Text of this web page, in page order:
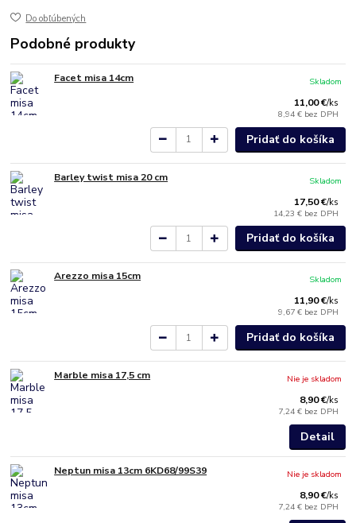
Do obľúbených
Podobné produkty
Facet misa 14cm
11,00 €/ks
8,94 € bez DPH
Skladom
Pridať do košíka
Barley twist misa 20 cm
17,50 €/ks
14,23 € bez DPH
Skladom
Pridať do košíka
Arezzo misa 15cm
11,90 €/ks
9,67 € bez DPH
Skladom
Pridať do košíka
Marble misa 17,5 cm
8,90 €/ks
7,24 € bez DPH
Nie je skladom
Detail
Neptun misa 13cm 6KD68/99S39
8,90 €/ks
7,24 € bez DPH
Nie je skladom